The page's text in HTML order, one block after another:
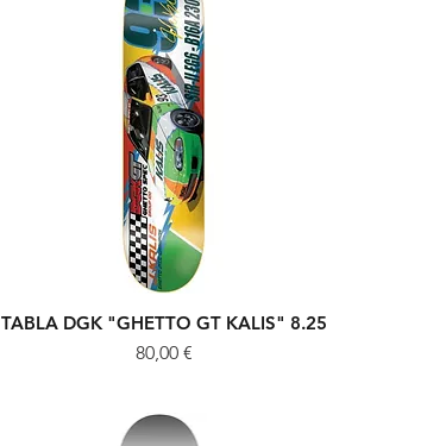
Vista rápida
TABLA DGK "GHETTO GT KALIS" 8.25
Precio
80,00 €